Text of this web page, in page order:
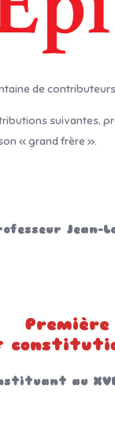
de
suivantes,
« grand frère ».
Jean-
au